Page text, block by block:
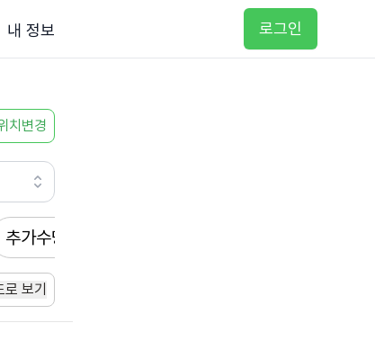
내 정보 로그인
치변경
추가수당
로 보기